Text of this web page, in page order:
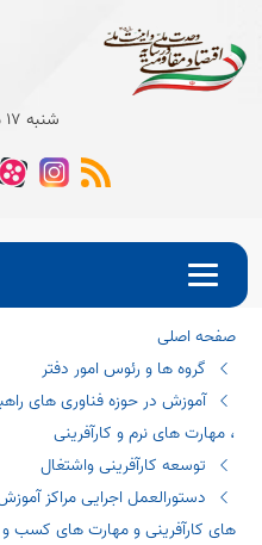
شنبه 17 مرداد 1405
صفحه اصلی
گروه ها و رئوس امور دفتر
آموزش در حوزه فناوری های
، مهارت های نرم و کارآفرینی
توسعه کارآفرینی واشتغال
دستورالعمل اجرایی مراکز
های کارآفرینی و مهارت های کسب و